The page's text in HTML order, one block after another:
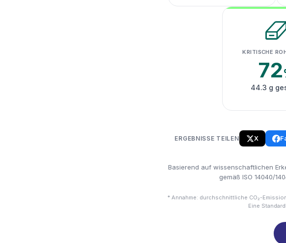
KRITISCHE
72
44.3 g
ERGEBNISSE TEILEN X
Basierend auf wissenschaftlichen
gemäß ISO 14040/
* Annahme: durchschnittliche CO₂-
Eine